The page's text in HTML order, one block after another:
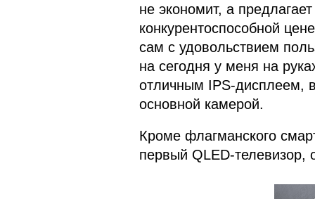
не экономит, а
конкурентоспособной
сам с удовольствием
на сегодня у меня на
отличным IPS-дисплеем,
основной камерой.
Кроме флагманского
первый QLED-